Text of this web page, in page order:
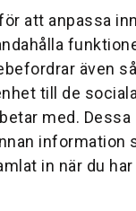
att anpassa
även
till de
med. Dessa
information
in när du